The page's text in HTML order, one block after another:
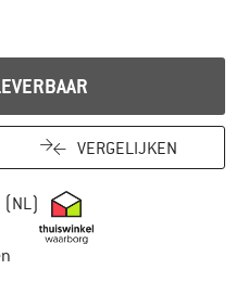
VERGELIJKEN
(NL) Vind hier de
betalingsinformatie hier!